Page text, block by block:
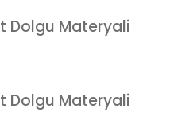
Dolgu Materyali
Dolgu Materyali